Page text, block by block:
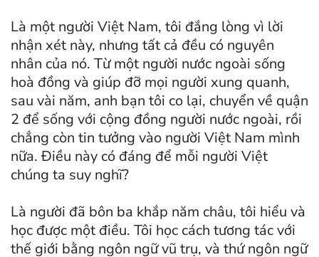
Là một người Việt Nam, tôi đắng lòng vì lời
nhận xét này, nhưng tất cả đều có nguyên
nhân của nó. Từ một người nước ngoài sống
hoà đồng và giúp đỡ mọi người xung quanh,
sau vài năm, anh bạn tôi co lại, chuyển về quận
2 để sống với cộng đồng người nước ngoài, rồi
chẳng còn tin tưởng vào người Việt Nam mình
nữa. Điều này có đáng để mỗi người Việt
chúng ta suy nghĩ?
Là người đã bôn ba khắp năm châu, tôi hiểu và
học được một điều. Tôi học cách tương tác với
thế giới bằng ngôn ngữ vũ trụ, và thứ ngôn ngữ